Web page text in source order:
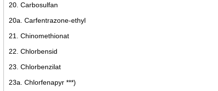
20. Carbosulfan
20a. Carfentrazone-ethyl
21. Chinomethionat
22. Chlorbensid
23. Chlorbenzilat
23a. Chlorfenapyr ***)